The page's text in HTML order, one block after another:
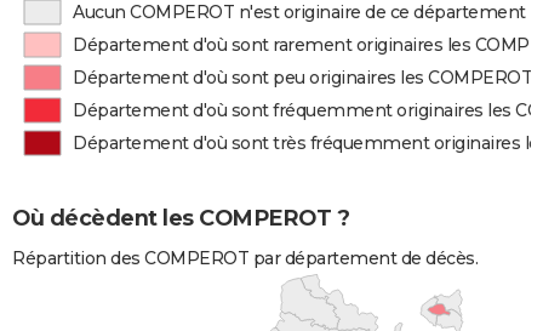
Aucun COMPEROT n'est originaire de ce département
Département d'où sont rarement originaires les
Département d'où sont peu originaires les COMPEROT
Département d'où sont fréquemment originaires les
Département d'où sont très fréquemment originaires
Où décèdent les COMPEROT ?
Répartition des COMPEROT par département de décès.